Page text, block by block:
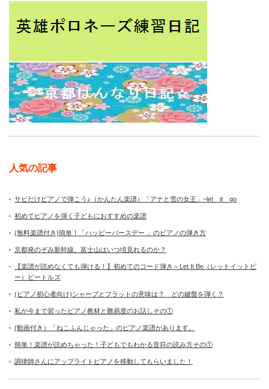
人気の記事
サビだけピアノで弾こう♪（かんたん楽譜）「アナと雪の女王」~let it go
初めてピアノを弾く子どもにおすすめの楽譜
(無料楽譜付き)簡単！「ハッピーバースデー 」のピアノの弾き方
京都発のぞみ新幹線。富士山はいつ頃見れるのか？
【楽譜が読めなくても弾ける！】初めてのコード弾き～Let It Be（レットイットビ
ー）ビートルズ
(ピアノ初心者向け)シャープとフラットの意味は？ どの鍵盤を弾く？
私が今まで習ったピアノ教材と難易度のお話しその①
(動画付き）「ねこふんじゃった」のピアノ楽譜があります。
簡単！楽譜が読めちゃった！子どもでもわかる音符の読み方その①
調律師さんにアップライトピアノを移動してもらいました！